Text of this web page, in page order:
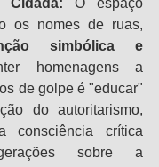
Cidadã: O espaço
os nomes de ruas,
simbólica e
homenagens a
de golpe é "educar"
do autoritarismo,
consciência crítica
sobre a